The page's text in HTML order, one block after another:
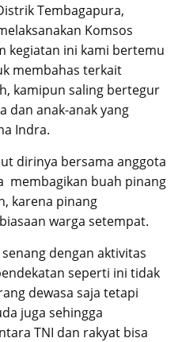
Tembagapura,
Komsos
kegiatan ini kami bertemu
membahas terkait
kamipun saling bertegur
dan anak-anak yang
Indra.
dirinya bersama anggota
membagikan buah pinang
karena pinang
warga setempat.
dengan aktivitas
seperti ini tidak
dewasa saja tetapi
juga sehingga
TNI dan rakyat bisa